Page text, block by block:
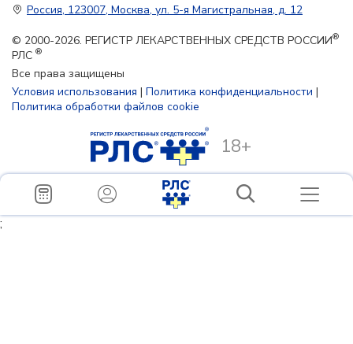
Россия, 123007, Москва, ул. 5-я Магистральная, д. 12
© 2000-2026. РЕГИСТР ЛЕКАРСТВЕННЫХ СРЕДСТВ РОССИИ®
РЛС ®
Все права защищены
Условия использования | Политика конфиденциальности |
Политика обработки файлов cookie
18+
;